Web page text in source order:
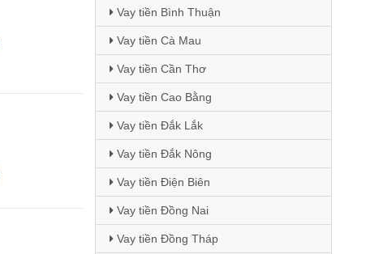
Vay tiền Bình Thuận
Vay tiền Cà Mau
Vay tiền Cần Thơ
Vay tiền Cao Bằng
Vay tiền Đắk Lắk
Vay tiền Đắk Nông
Vay tiền Điện Biên
Vay tiền Đồng Nai
Vay tiền Đồng Tháp